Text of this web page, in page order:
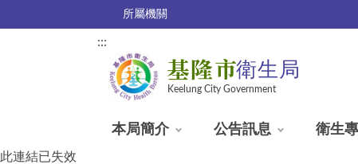
所屬機關
:::
基隆市衛生局
Keelung City Government
本局簡介 公告訊息 衛生
此連結已失效